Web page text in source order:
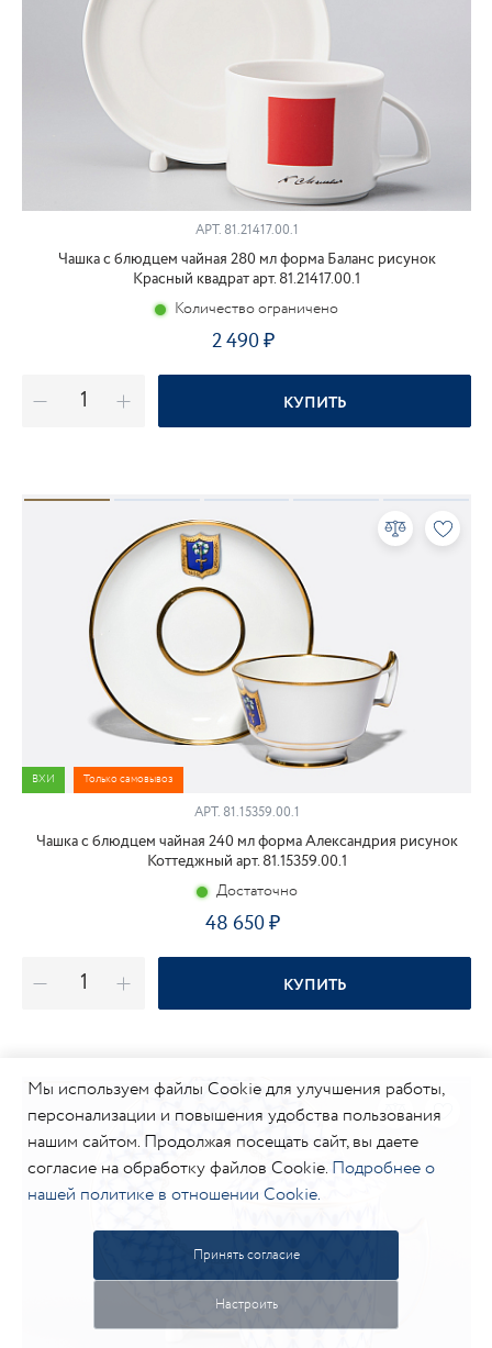
АРТ.81.21417.00.1
Чашка с блюдцем чайная 280 мл форма Баланс рисунок
Красный квадрат арт. 81.21417.00.1
Количество ограничено
2 490
КУПИТЬ
ВХИ Только самовывоз
АРТ.81.15359.00.1
Чашка с блюдцем чайная 240 мл форма Александрия рисунок
Коттеджный арт. 81.15359.00.1
Достаточно
48 650
КУПИТЬ
Мы используем файлы Cookie для улучшения работы,
персонализации и повышения удобства пользования
нашим сайтом. Продолжая посещать сайт, вы даете
согласие на обработку файлов Cookie. Подробнее о
нашей политике в отношении Cookie.
Принять согласие
Настроить